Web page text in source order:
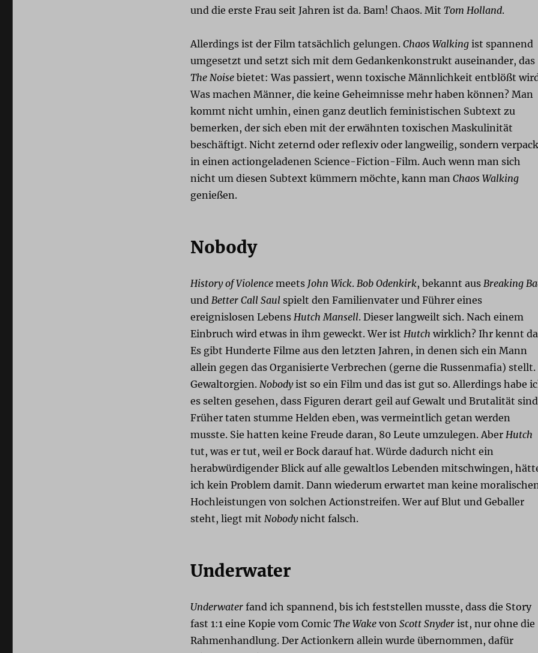
und die erste Frau seit Jahren ist da. Bam! Chaos. Mit Tom Holland.
Allerdings ist der Film tatsächlich gelungen. Chaos Walkingist spannend
umgesetzt und setzt sich mit dem Gedankenkonstrukt auseinander, das
The Noisebietet: Was passiert, wenn toxische Männlichkeit entblößt
Was machen Männer, die keine Geheimnisse mehr haben können? Man
kommt nicht umhin, einen ganz deutlich feministischen Subtext zu
bemerken, der sich eben mit der erwähnten toxischen Maskulinität
beschäftigt. Nicht zeternd oder reflexiv oder langweilig, sondern
in einen actiongeladenen Science-Fiction-Film. Auch wenn man sich
nicht um diesen Subtext kümmern möchte, kann man Chaos Walking
genießen.
Nobody
History of Violencemeets John Wick. Bob Odenkirk, bekannt aus Breaking
und Better Call Saulspielt den Familienvater und Führer eines
ereignislosen Lebens Hutch Mansell. Dieser langweilt sich. Nach einem
Einbruch wird etwas in ihm geweckt. Wer ist Hutch wirklich? Ihr kennt
Es gibt Hunderte Filme aus den letzten Jahren, in denen sich ein Mann
allein gegen das Organisierte Verbrechen (gerne die Russenmafia) stellt.
Gewaltorgien. Nobodyist so ein Film und das ist gut so. Allerdings habe
es selten gesehen, dass Figuren derart geil auf Gewalt und Brutalität
Früher taten stumme Helden eben, was vermeintlich getan werden
musste. Sie hatten keine Freude daran, 80 Leute umzulegen. Aber Hutch
tut, was er tut, weil er Bock darauf hat. Würde dadurch nicht ein
herabwürdigender Blick auf alle gewaltlos Lebenden mitschwingen,
ich kein Problem damit. Dann wiederum erwartet man keine
Hochleistungen von solchen Actionstreifen. Wer auf Blut und Geballer
steht, liegt mit Nobodynicht falsch.
Underwater
Underwaterfand ich spannend, bis ich feststellen musste, dass die Story
fast 1:1 eine Kopie vom Comic The Wakevon Scott Snyderist, nur ohne die
Rahmenhandlung. Der Actionkern allein wurde übernommen, dafür